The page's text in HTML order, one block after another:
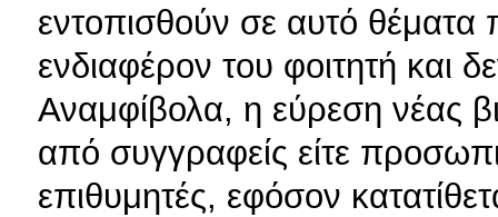
εντοπισθούν σε αυτό
ενδιαφέρον του φοιτητή και
Αναμφίβολα, η εύρεση νέας
από συγγραφείς είτε
επιθυμητές, εφόσον